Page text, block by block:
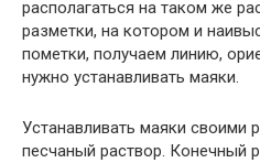
располагаться на таком же
разметки, на котором и
пометки, получаем линию,
нужно устанавливать маяки.
Устанавливать маяки своими
песчаный раствор. Конечный